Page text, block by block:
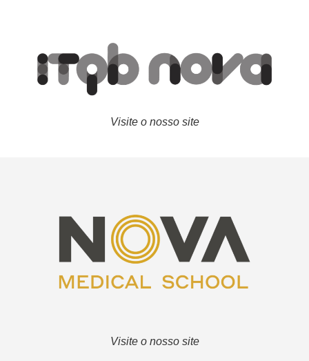
Visite o nosso site
Visite o nosso site